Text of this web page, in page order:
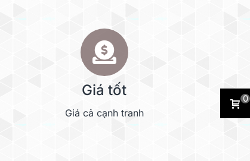
Giá tốt
Giá cả cạnh tranh
0